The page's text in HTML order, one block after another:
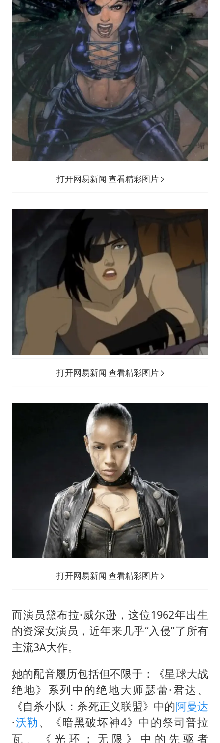
打开网易新闻 查看精彩图片
打开网易新闻 查看精彩图片
打开网易新闻 查看精彩图片
而演员黛布拉·威尔逊，这位1962年出生
的资深女演员，近年来几乎“入侵”了所有
主流3A大作。
她的配音履历包括但不限于：《星球大战
绝地》系列中的绝地大师瑟蕾·君达、
《自杀小队：杀死正义联盟》中的阿曼达
·沃勒、《暗黑破坏神4》中的祭司普拉
瓦、《光环：无限》中的先驱者